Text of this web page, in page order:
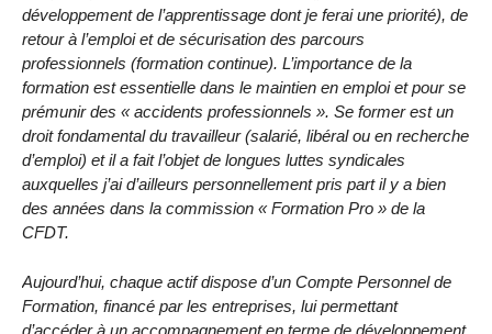
développement de l’apprentissage dont je ferai une priorité), de
retour à l’emploi et de sécurisation des parcours
professionnels (formation continue). L’importance de la
formation est essentielle dans le maintien en emploi et pour se
prémunir des « accidents professionnels ». Se former est un
droit fondamental du travailleur (salarié, libéral ou en recherche
d’emploi) et il a fait l’objet de longues luttes syndicales
auxquelles j’ai d’ailleurs personnellement pris part il y a bien
des années dans la commission « Formation Pro » de la
CFDT.
Aujourd’hui, chaque actif dispose d’un Compte Personnel de
Formation, financé par les entreprises, lui permettant
d’accéder à un accompagnement en terme de développement